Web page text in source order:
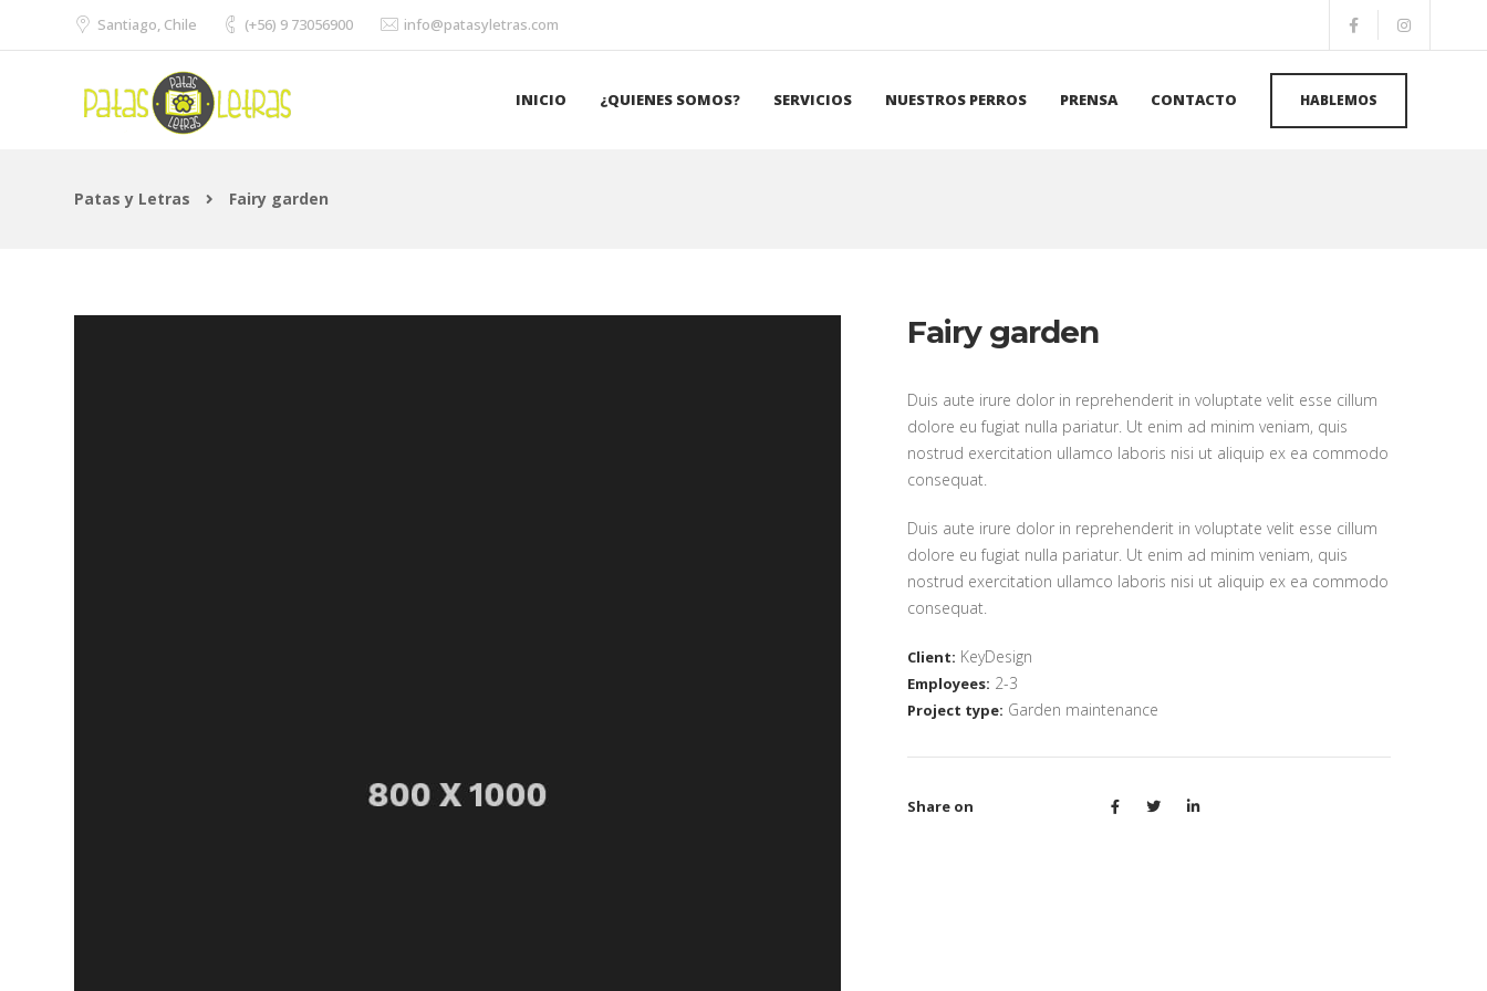
Santiago, Chile (+56) 9 73056900 info@patasyletras.com
INICIO ¿QUIENES SOMOS? SERVICIOS NUESTROS PERROS PRENSA CONTACTO HABLEMOS
Patas y Letras Fairy garden
Fairy garden
Duis aute irure dolor in reprehenderit in voluptate velit esse cillum
dolore eu fugiat nulla pariatur. Ut enim ad minim veniam, quis
nostrud exercitation ullamco laboris nisi ut aliquip ex ea commodo
consequat.
Duis aute irure dolor in reprehenderit in voluptate velit esse cillum
dolore eu fugiat nulla pariatur. Ut enim ad minim veniam, quis
nostrud exercitation ullamco laboris nisi ut aliquip ex ea commodo
consequat.
Client: KeyDesign
Employees: 2-3
Project type: Garden maintenance
Share on